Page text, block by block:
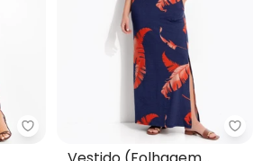
Quintess - Vestido (Natural